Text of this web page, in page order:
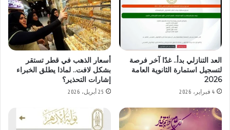
العد التنازلي بدأ.. غدًا آخر فرصة
لتسجيل استمارة الثانوية العامة
2026
4 فبراير، 2026
أسعار الذهب في قطر تستقر
بشكل لافت.. لماذا يطلق الخبراء
إشارات التحذير؟
25 أبريل، 2026